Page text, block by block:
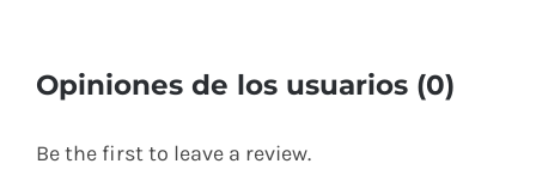
Opiniones de los usuarios (0)
Be the first to leave a review.